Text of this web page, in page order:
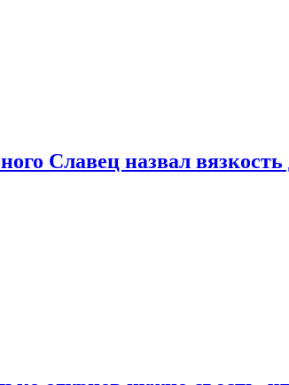
Славец назвал